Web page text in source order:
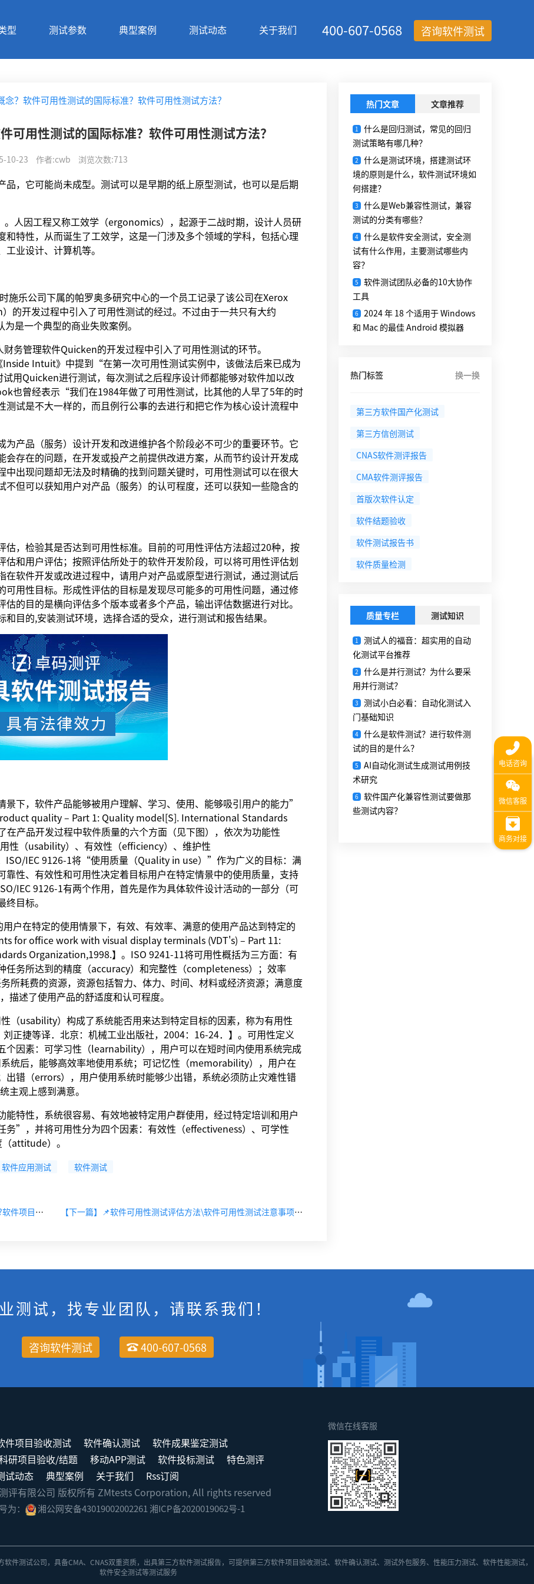
型 测试参数 典型案例 测试动态 关于我们 咨询软件测试
400-607-0568
？软件可用性测试的国际标准？软件可用性测试方法？
可用性测试的国际标准？软件可用性测试方法？
10-23 作者:cwb 浏览次数:713
，它可能尚未成型。测试可以是早期的纸上原型测试，也可以是后期
人因工程又称工效学（ergonomics），起源于二战时期，设计人员研
特性，从而诞生了工效学，这是一门涉及多个领域的学科，包括心理
业设计、计算机等。
施乐公司下属的帕罗奥多研究中心的一个员工记录了该公司在Xerox
的开发过程中引入了可用性测试的经过。不过由于一共只有大约
是一个典型的商业失败案例。
务管理软件Quicken的开发过程中引入了可用性测试的环节。
Intuit》中提到“在第一次可用性测试实例中，该做法后来已成为
用Quicken进行测试，每次测试之后程序设计师都能够对软件加以改
也曾经表示“我们在1984年做了可用性测试，比其他的人早了5年的时
试是不大一样的，而且例行公事的去进行和把它作为核心设计流程中
产品（服务）设计开发和改进维护各个阶段必不可少的重要环节。它
存在的问题，在开发或投产之前提供改进方案，从而节约设计开发成
出现问题却无法及时精确的找到问题关键时，可用性测试可以在很大
但可以获知用户对产品（服务）的认可程度，还可以获知一些隐含的
，检验其是否达到可用性标准。目前的可用性评估方法超过20种，按
和用户评估；按照评估所处于的软件开发阶段，可以将可用性评估划
软件开发或改进过程中，请用户对产品或原型进行测试，通过测试后
用性目标。形成性评估的目标是发现尽可能多的可用性问题，通过修
的目的是横向评估多个版本或者多个产品，输出评估数据进行对比。
目的,安装测试环境，选择合适的受众，进行测试和报告结果。
下，软件产品能够被用户理解、学习、使用、能够吸引用户的能力”
quality – Part 1: Quality model[S]. International Standards
产品开发过程中软件质量的六个方面（见下图），依次为功能性
性（usability）、有效性（efficiency）、维护性
IEC 9126-1将“使用质量（Quality in use）”作为广义的目标：满
性、有效性和可用性决定着目标用户在特定情景中的使用质量，支持
IEC 9126-1有两个作用，首先是作为具体软件设计活动的一部分（可
目标。
户在特定的使用情景下，有效、有效率、满意的使用产品达到特定的
for office work with visual display terminals (VDT's) – Part 11:
Organization,1998.】。ISO 9241-11将可用性概括为三方面：有
任务所达到的精度（accuracy）和完整性（completeness）；效率
所耗费的资源，资源包括智力、体力、时间、材料或经济资源；满意度
描述了使用产品的舒适度和认可程度。
（usability）构成了系统能否用来达到特定目标的因素，称为有用性
正捷等译．北京：机械工业出版社，2004：16-24．】。可用性定义
因素：可学习性（learnability），用户可以在短时间内使用系统完成
统后，能够高效率地使用系统；可记忆性（memorability），用户在
错（errors），用户使用系统时能够少出错，系统必须防止灾难性错
主观上感到满意。
特性，系统很容易、有效地被特定用户群使用，经过特定培训和用户
务”，并将可用性分为四个因素：有效性（effectiveness）、可学性
attitude）。
软件应用测试 软件测试
【上一篇】软件项目验收包含的核心验收内容有哪些?软件项目验收阶段主要工作? 【下一篇】📌软件可用性测试评估方法\软件可用性测试注意事项\软件可用性测试的地点\软件可用性测试的费用预算
热门文章 文章推荐
1
什么是回归测试，常见的回归
测试策略有哪几种？
2
什么是测试环境，搭建测试环
境的原则是什么，软件测试环境如
何搭建？
3
什么是Web兼容性测试，兼容
测试的分类有哪些？
4 什么是软件安全测试，安全测
试有什么作用，主要测试哪些内
容？
5
软件测试团队必备的10大协作
工具
6
2024 年 18 个适用于 Windows
和 Mac 的最佳 Android 模拟器
热门标签 换一换
第三方软件国产化测试
第三方信创测试
CNAS软件测评报告
CMA软件测评报告
首版次软件认定
软件结题验收
软件测试报告书
软件质量检测
质量专栏 测试知识
1
测试人的福音：超实用的自动
化测试平台推荐
2
什么是并行测试？为什么要采
用并行测试？
3
测试小白必看：自动化测试入
门基础知识
4 什么是软件测试？进行软件测
试的目的是什么？
5
AI自动化测试生成测试用例技
术研究
6
软件国产化兼容性测试要做那
些测试内容？
测试，找专业团队，请联系我们！
咨询软件测试 400-607-0568
件项目验收测试 软件确认测试
软件成果鉴定测试
研项目验收/结题
移动APP测试 软件投标测试
特色测评
试动态 典型案例 关于我们
Rss订阅
评有限公司 版权所有 ZMtests Corporation, All rights reserved
为： 湘公网安备43019002002261 湘ICP备2020019062号-1
微信在线客服
软件测试公司，具备CMA、CNAS双重资质，出具第三方软件测试报告，可提供第三方软件项目验收测试、软件确认测试、测试外包服务、 性能压力测试、软件性能测试，
软件安全测试等测试服务